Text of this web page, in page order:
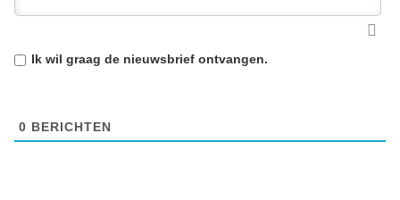
Ik wil graag de nieuwsbrief ontvangen.
0 BERICHTEN